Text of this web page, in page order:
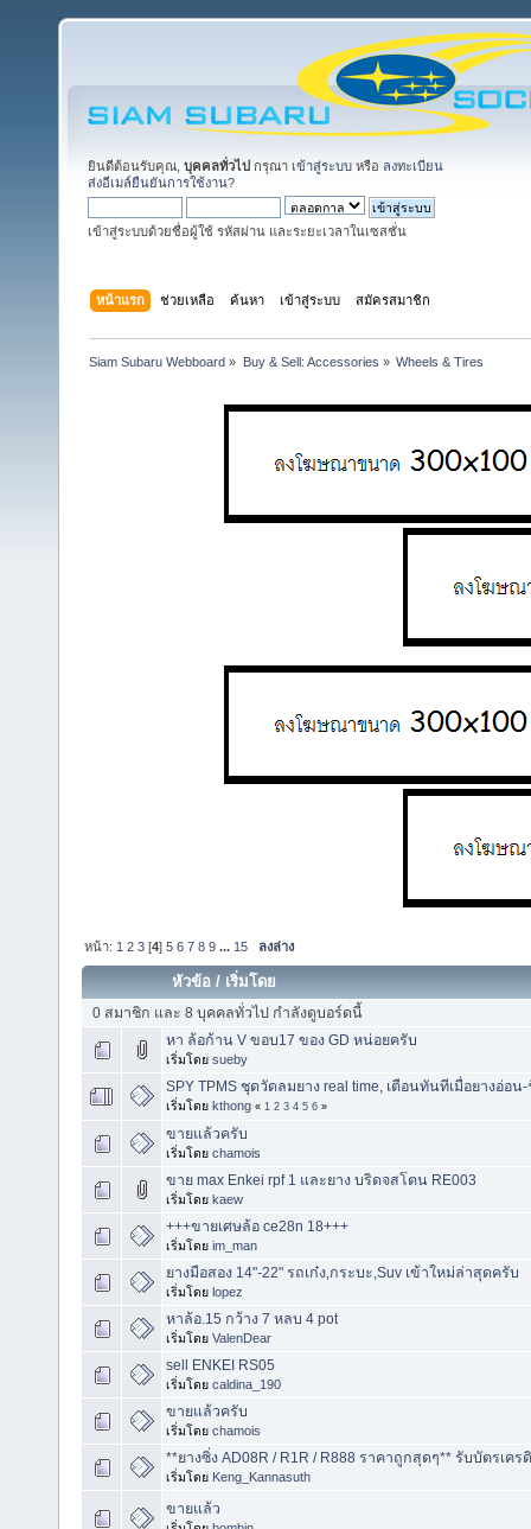
ยินดีต้อนรับคุณ, บุคคลทั่วไป กรุณา เข้าสู่ระบบ หรือ ลงทะเบียน
ส่งอีเมล์ยืนยันการใช้งาน?
เข้าสู่ระบบด้วยชื่อผู้ใช้ รหัสผ่าน และระยะเวลาในเซสชั่น
หน้าแรก ช่วยเหลือ ค้นหา เข้าสู่ระบบ สมัครสมาชิก
Siam Subaru Webboard » Buy & Sell: Accessories » Wheels & Tires
หน้า: 1 2 3 [4]5 6 7 8 9 ... 15 ลงล่าง
หัวข้อ / เริ่มโดย
0 สมาชิก และ 8 บุคคลทั่วไป กำลังดูบอร์ดนี้
หา ล้อก้าน V ขอบ17 ของ GD หน่อยครับ
เริ่มโดย sueby
SPY TPMS ชุดวัดลมยาง real time, เตือนทันทีเมื่อยางอ่อ
เริ่มโดย kthong « 1 2 3 4 5 6 »
ขายแล้วครับ
เริ่มโดย chamois
ขาย max Enkei rpf 1 และยาง บริดจสโตน RE003
เริ่มโดย kaew
+++ขายเศษล้อ ce28n 18+++
เริ่มโดย im_man
ยางมือสอง 14"-22" รถเก๋ง,กระบะ,Suv เข้าใหม่ล่าสุดครับ
เริ่มโดย lopez
หาล้อ.15 กว้าง 7 หลบ 4 pot
เริ่มโดย ValenDear
sell ENKEI RS05
เริ่มโดย caldina_190
ขายแล้วครับ
เริ่มโดย chamois
**ยางซิ่ง AD08R / R1R / R888 ราคาถูกสุดๆ** รับบัตรเคร
เริ่มโดย Keng_Kannasuth
ขายแล้ว